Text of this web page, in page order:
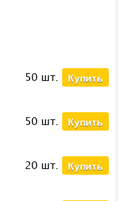
50 шт. Купить
50 шт. Купить
20 шт. Купить